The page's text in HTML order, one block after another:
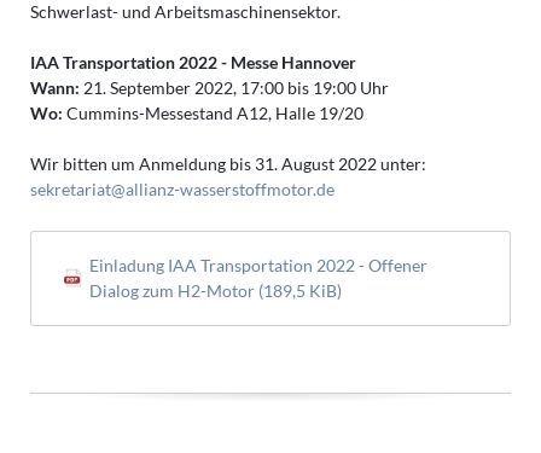
Schwerlast- und Arbeitsmaschinensektor.
IAA Transportation 2022 - Messe Hannover
Wann: 21. September 2022, 17:00 bis 19:00 Uhr
Wo: Cummins-Messestand A12, Halle 19/20
Wir bitten um Anmeldung bis 31. August 2022 unter:
sekretariat@allianz-wasserstoffmotor.de
Einladung IAA Transportation 2022 - Offener
Dialog zum H2-Motor (189,5 KiB)